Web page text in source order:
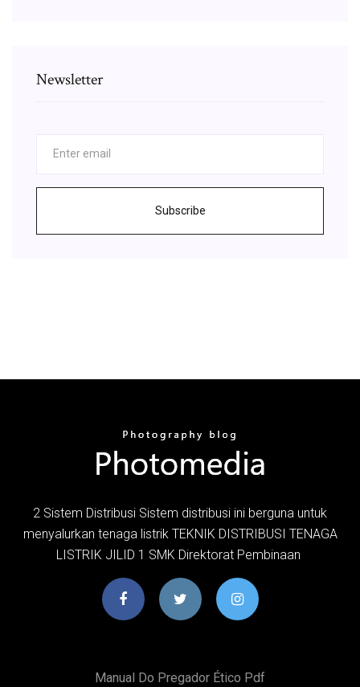
Newsletter
Subscribe
2 Sistem Distribusi Sistem distribusi ini berguna untuk
menyalurkan tenaga listrik TEKNIK DISTRIBUSI TENAGA
LISTRIK JILID 1 SMK Direktorat Pembinaan
Manual Do Pregador Ético Pdf